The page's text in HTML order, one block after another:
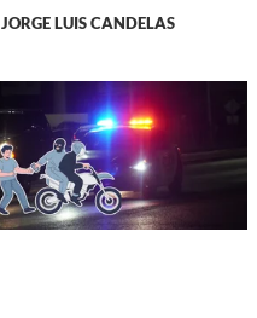
JORGE LUIS CANDELAS